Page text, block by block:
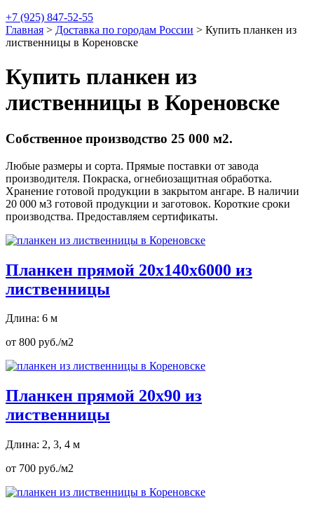
+7 (925) 847-52-55
Главная > Доставка по городам России > Купить планкен из
лиственницы в Кореновске
Купить планкен из
лиственницы в Кореновске
Собственное производство 25 000 м2.
Любые размеры и сорта. Прямые поставки от завода
производителя. Покраска, огнебиозащитная обработка.
Хранение готовой продукции в закрытом ангаре. В наличии
20 000 м3 готовой продукции и заготовок. Короткие сроки
производства. Предоставляем сертификаты.
Планкен прямой 20х140х6000 из
лиственницы
Длина: 6 м
от 800 руб./м2
Планкен прямой 20х90 из
лиственницы
Длина: 2, 3, 4 м
от 700 руб./м2